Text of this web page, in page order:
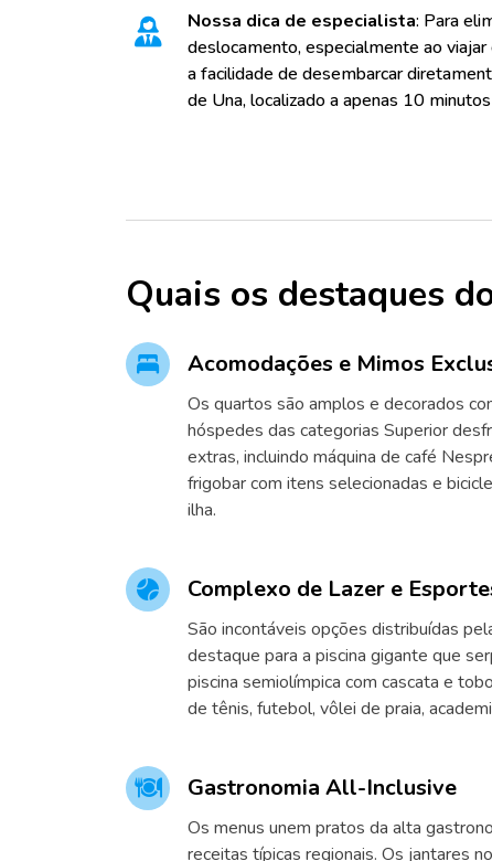
Nossa dica de especialista: Para
deslocamento, especialmente ao viajar
a facilidade de desembarcar
de Una, localizado a apenas 10
Quais os destaques
Acomodações e Mimos
Os quartos são amplos e decorados
hóspedes das categorias Superior
extras, incluindo máquina de café
frigobar com itens selecionadas e
ilha.
Complexo de Lazer e
São incontáveis opções distribuídas
destaque para a piscina gigante que
piscina semiolímpica com cascata e
de tênis, futebol, vôlei de praia,
Gastronomia All-Inclusive
Os menus unem pratos da alta
receitas típicas regionais. Os jantares